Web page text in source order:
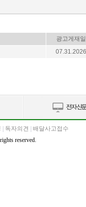
광고게재일
07.31.2026
독자의견
배달사고접수
reserved.